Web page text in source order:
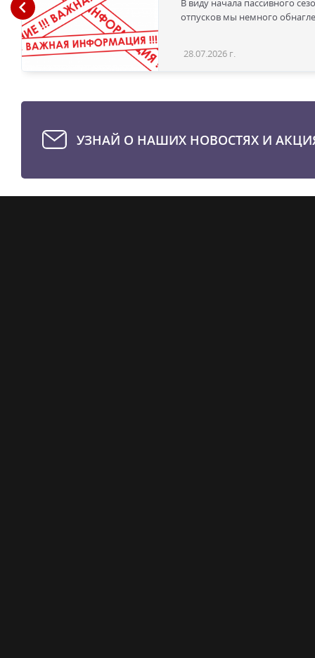
В виду начала пассивного
отпусков мы немного
28.07.2026 г.
УЗНАЙ О НАШИХ НОВОСТЯХ И